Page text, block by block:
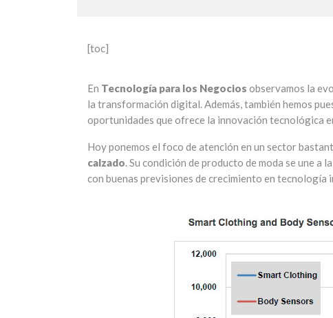
[toc]
En Tecnología para los Negocios observamos la
la transformación digital. Además, también hemos
oportunidades que ofrece la innovación tecnológica
Hoy ponemos el foco de atención en un sector
calzado. Su condición de producto de moda se une a
con buenas previsiones de crecimiento en tecnología